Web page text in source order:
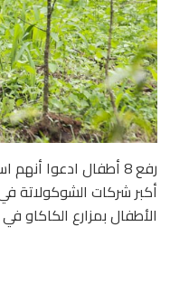
رفع 8 أطفال ادعوا
أكبر شركات الشوكولاتة
الأطفال بمزارع الكاكاو